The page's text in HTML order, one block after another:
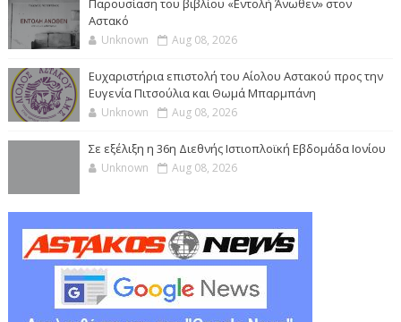
Παρουσίαση του βιβλίου «Εντολή Άνωθεν» στον
Αστακό
Unknown Aug 08, 2026
Ευχαριστήρια επιστολή του Αίολου Αστακού προς την
Ευγενία Πιτσούλια και Θωμά Μπαρμπάνη
Unknown Aug 08, 2026
Σε εξέλιξη η 36η Διεθνής Ιστιοπλοϊκή Εβδομάδα Ιονίου
Unknown Aug 08, 2026